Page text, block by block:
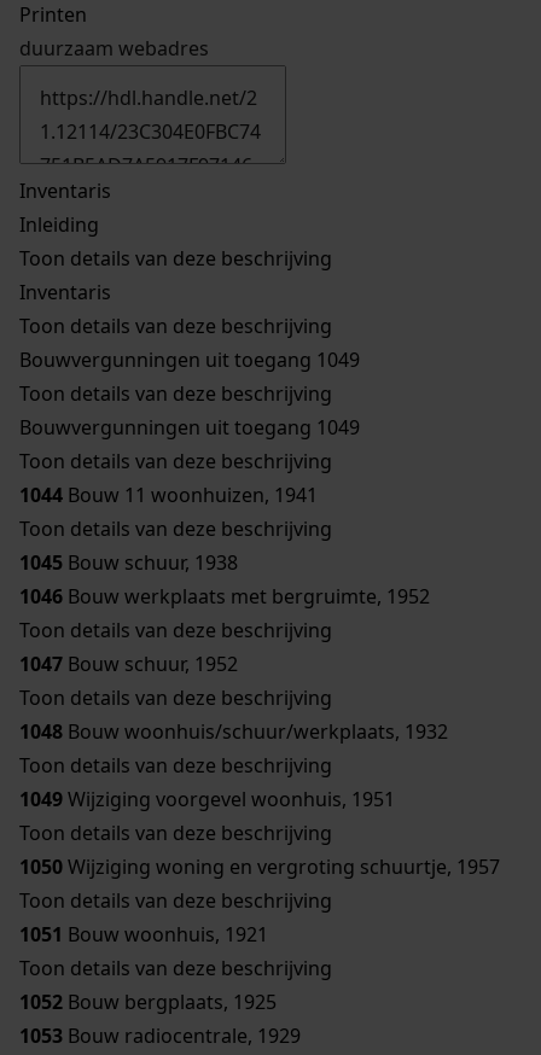
Printen
duurzaam webadres
Inventaris
Inleiding
Toon details van deze beschrijving
Inventaris
Toon details van deze beschrijving
Bouwvergunningen uit toegang 1049
Toon details van deze beschrijving
Bouwvergunningen uit toegang 1049
Toon details van deze beschrijving
1044 Bouw 11 woonhuizen, 1941
Toon details van deze beschrijving
1045 Bouw schuur, 1938
1046 Bouw werkplaats met bergruimte, 1952
Toon details van deze beschrijving
1047 Bouw schuur, 1952
Toon details van deze beschrijving
1048 Bouw woonhuis/schuur/werkplaats, 1932
Toon details van deze beschrijving
1049Wijziging voorgevel woonhuis, 1951
Toon details van deze beschrijving
1050Wijziging woning en vergroting schuurtje, 1957
Toon details van deze beschrijving
1051 Bouw woonhuis, 1921
Toon details van deze beschrijving
1052 Bouw bergplaats, 1925
1053 Bouw radiocentrale, 1929